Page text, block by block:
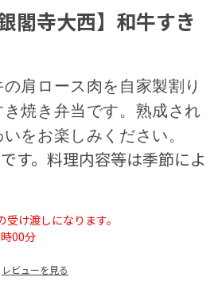
閣寺大西】和牛すき
肩ロース肉を自家製割り
き焼き弁当です。熟成され
をお楽しみください。
す。料理内容等は季節によ
け渡しになります。
00分
レビューを見る